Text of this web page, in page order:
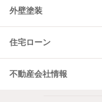
外壁塗装
住宅ローン
不動産会社情報